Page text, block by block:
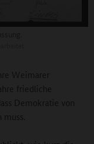
Weimarer
friedliche
Demokratie von